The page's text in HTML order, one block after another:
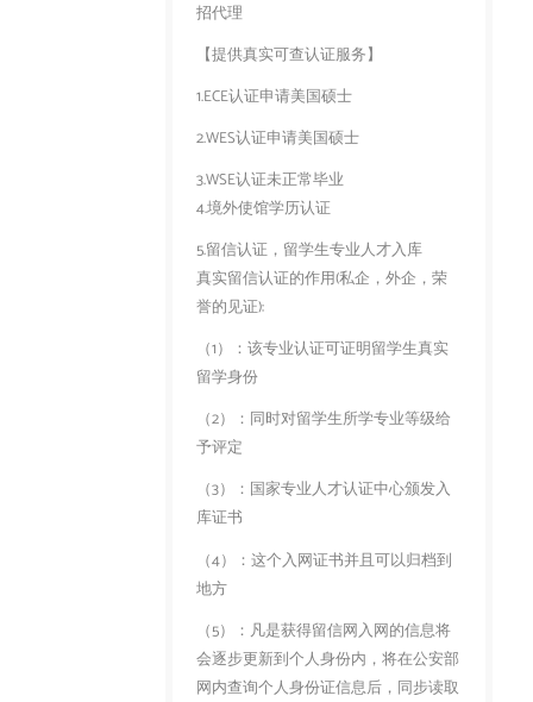
招代理
【提供真实可查认证服务】
1.ECE认证申请美国硕士
2.WES认证申请美国硕士
3.WSE认证未正常毕业
4.境外使馆学历认证
5.留信认证，留学生专业人才入库
真实留信认证的作用(私企，外企，荣
誉的见证):
（1）：该专业认证可证明留学生真实
留学身份
（2）：同时对留学生所学专业等级给
予评定
（3）：国家专业人才认证中心颁发入
库证书
（4）：这个入网证书并且可以归档到
地方
（5）：凡是获得留信网入网的信息将
会逐步更新到个人身份内，将在公安部
网内查询个人身份证信息后，同步读取